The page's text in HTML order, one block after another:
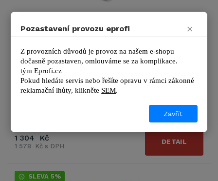
Podstavec - balení 400 ks
RUBI pro pokládku velkoformátové dlažby. 02895
Výrobce
1 304 Kč
1 578 Kč s DPH
DETAIL
SLEVA 5%
Pozastavení provozu eprofi ×
Z provozních důvodů je provoz na našem e-shopu
dočasně pozastaven, omlouváme se za komplikace.
tým Eprofi.cz
Pokud hledáte servis nebo řešíte opravu v rámci zákonné
reklamační lhůty, klikněte SEM.
Zavřít